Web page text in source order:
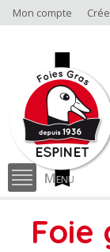
Mon compte
Menu
Foie